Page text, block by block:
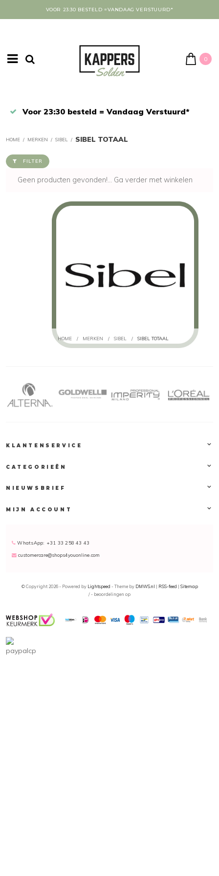
VOOR 23:30 BESTELD =VANDAAG VERSTUURD*
0
Afrekenen in een veilige omgeving
HOME / MERKEN / SIBEL / SIBEL TOTAAL
FILTER
Geen producten gevonden!... Ga verder met winkelen
HOME / MERKEN / SIBEL / SIBEL TOTAAL
KLANTENSERVICE
CATEGORIEËN
NIEUWSBRIEF
MIJN ACCOUNT
WhatsApp: +31 33 258 43 43
customercare@shops4youonline.com
© Copyright 2026 - Powered by Lightspeed - Theme by DMWS.nl | RSS-feed | Sitemap
/- beoordelingen op